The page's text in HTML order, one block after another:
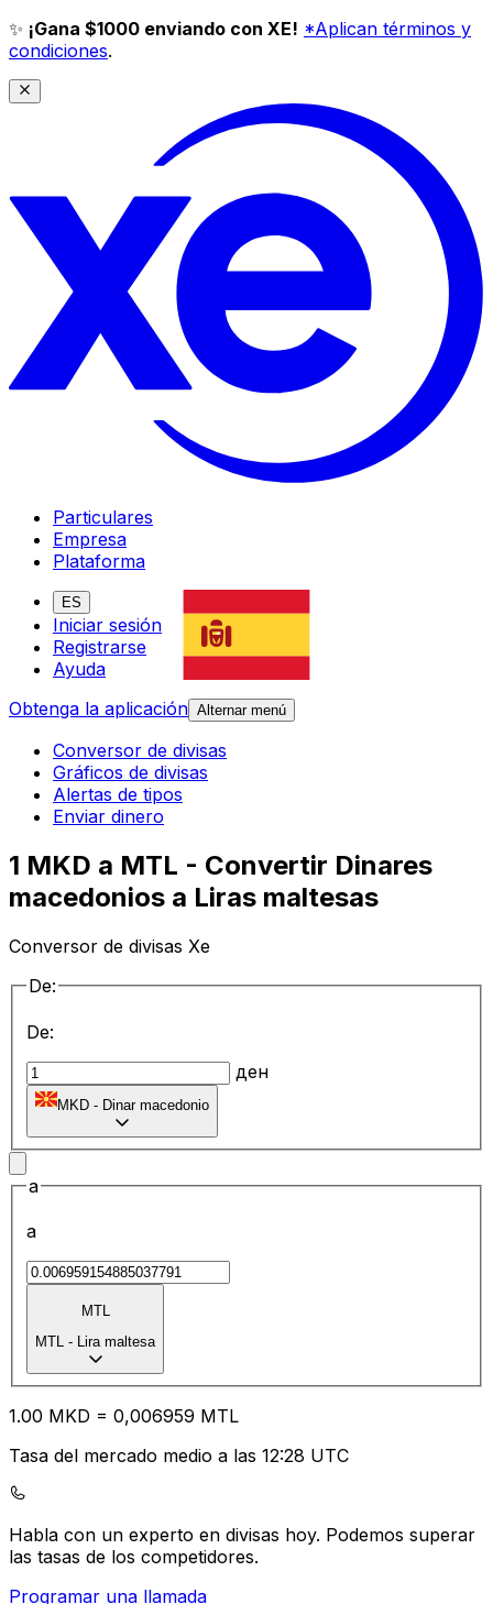
✨ ¡Gana $1000 enviando con XE! *Aplican términos y
condiciones.
Particulares
Empresa
Plataforma
ES
Iniciar sesión
Registrarse
Ayuda
Obtenga la aplicación Alternar menú
Conversor de divisas
Gráficos de divisas
Alertas de tipos
Enviar dinero
1 MKD a MTL - Convertir Dinares
macedonios a Liras maltesas
Conversor de divisas Xe
De:
De:
ден
MKD - Dinar macedonio
a
a
MTL
MTL - Lira maltesa
1.00 MKD = 0,006959 MTL
Tasa del mercado medio a las 12:28 UTC
Habla con un experto en divisas hoy. Podemos superar
las tasas de los competidores.
Programar una llamada